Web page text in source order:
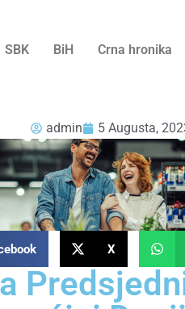
SBK BiH Crna hronika
admin 5 Augusta,
X